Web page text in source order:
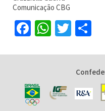
Comunicação CBG
Facebook